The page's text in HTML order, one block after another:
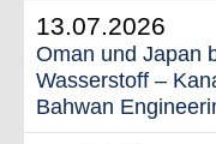
13.07.2026
Oman und Japan
Wasserstoff –
Bahwan